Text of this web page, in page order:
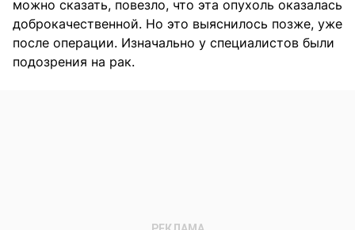
можно сказать, повезло, что эта опухоль оказалась
доброкачественной. Но это выяснилось позже, уже
после операции. Изначально у специалистов были
подозрения на рак.